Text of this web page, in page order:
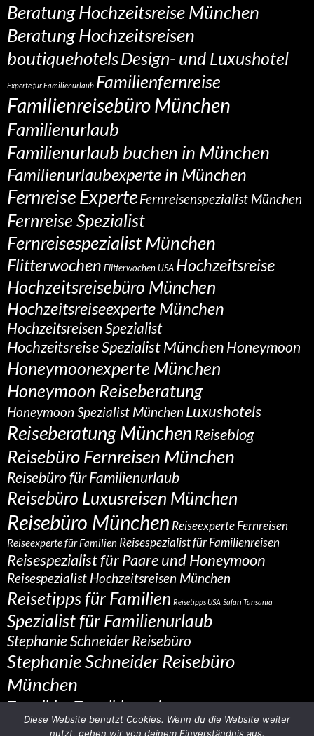
Beratung Hochzeitsreise München
Beratung Hochzeitsreisen
boutiquehotelsDesign- und Luxushotel
Experte für Familienurlaub Familienfernreise
Familienreisebüro München
Familienurlaub
Familienurlaub buchen in München
Familienurlaubexperte in München
Fernreise ExperteFernreisenspezialist München
Fernreise Spezialist
Fernreisespezialist München
Flitterwochen Flitterwochen USA Hochzeitsreise
Hochzeitsreisebüro München
Hochzeitsreiseexperte München
Hochzeitsreisen Spezialist
Hochzeitsreise Spezialist München Honeymoon
Honeymoonexperte München
Honeymoon Reiseberatung
Honeymoon Spezialist München Luxushotels
Reiseberatung MünchenReiseblog
Reisebüro Fernreisen München
Reisebüro für Familienurlaub
Reisebüro Luxusreisen München
Reisebüro München Reiseexperte Fernreisen
Reiseexperte für Familien Reisespezialist für Familienreisen
Reisespezialist für Paare und Honeymoon
Reisespezialist Hochzeitsreisen München
Reisetipps für Familien Reisetipps USA Safari Tansania
Spezialist für Familienurlaub
Stephanie Schneider Reisebüro
Stephanie Schneider Reisebüro
München
TravelblogTravelbloggerin
Diese Website benutzt Cookies. Wenn du die Website weiter
nutzt, gehen wir von deinem Einverständnis aus.